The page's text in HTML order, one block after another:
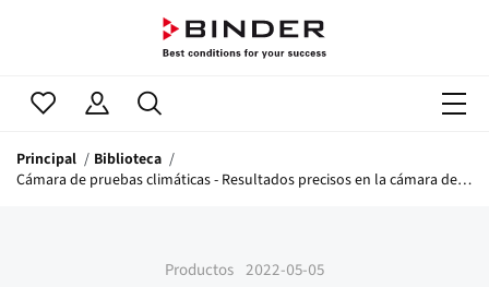
Principal
Biblioteca
Cámara de pruebas climáticas - Resultados precisos en la cámara de pruebas climáticas
Productos 2022-05-05